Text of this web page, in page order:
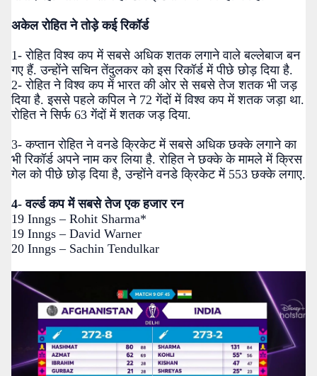
अकेल रोहित ने तोड़े कई रिकॉर्ड
1- रोहित विश्व कप में सबसे अधिक शतक लगाने वाले बल्लेबाज बन
गए हैं. उन्होंने सचिन तेंदुलकर को इस रिकॉर्ड में पीछे छोड़ दिया है.
2- रोहित ने विश्व कप में भारत की ओर से सबसे तेज शतक भी जड़
दिया है. इससे पहले कपिल ने 72 गेंदों में विश्व कप में शतक जड़ा था.
रोहित ने सिर्फ 63 गेंदों में शतक जड़ दिया.
3- कप्तान रोहित ने वनडे क्रिकेट में सबसे अधिक छक्के लगाने का
भी रिकॉर्ड अपने नाम कर लिया है. रोहित ने छक्के के मामले में क्रिस
गेल को पीछे छोड़ दिया है, उन्होंने वनडे क्रिकेट में 553 छक्के लगाए.
4- वर्ल्ड कप में सबसे तेज एक हजार रन
19 Inngs – Rohit Sharma*
19 Inngs – David Warner
20 Inngs – Sachin Tendulkar